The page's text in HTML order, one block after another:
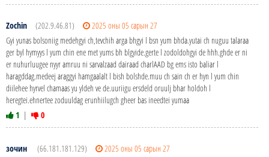
Zochin (202.9.46.81)
2025 оны 05 сарын 27
Gyi yunas bolsoniig medehgyi ch,tevchih arga bhgyi l bsn yum bhda.yutai ch nuguu talaraa
ger byl hymyys l yum chin ene met yums bh blgyide.gerte l zodoldohgyi de hhh.ghde er ni
er nuhurluugee nyyr amruu ni sarvalzaad dairaad charlAAD bg ems isto baliar l
haragddag.medeej araggyi hamgaalalt l bish bolshde.muu ch sain ch er hyn l yum chin
diilehee hyrvel chamaas yu yldeh ve de.uuriigu ersdeld oruulj bhar holdoh l
heregtei.ehnertee zoduuldag erunhiilugch gheer bas ineedtei yumaa
1 | 0
зочин (66.181.181.129)
2025 оны 05 сарын 27